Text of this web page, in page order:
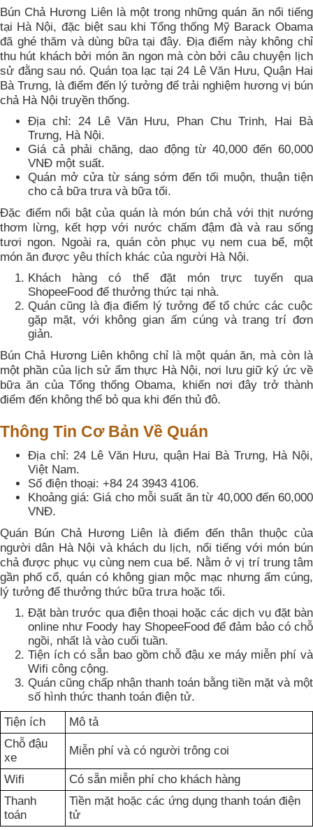
Bún Chả Hương Liên là một trong những quán ăn nổi tiếng
tại Hà Nội, đặc biệt sau khi Tổng thống Mỹ Barack Obama
đã ghé thăm và dùng bữa tại đây. Địa điểm này không chỉ
thu hút khách bởi món ăn ngon mà còn bởi câu chuyện lịch
sử đằng sau nó. Quán tọa lạc tại 24 Lê Văn Hưu, Quận Hai
Bà Trưng, là điểm đến lý tưởng để trải nghiệm hương vị bún
chả Hà Nội truyền thống.
Địa chỉ: 24 Lê Văn Hưu, Phan Chu Trinh, Hai Bà
Trưng, Hà Nội.
Giá cả phải chăng, dao động từ 40,000 đến 60,000
VNĐ một suất.
Quán mở cửa từ sáng sớm đến tối muộn, thuận tiện
cho cả bữa trưa và bữa tối.
Đặc điểm nổi bật của quán là món bún chả với thịt nướng
thơm lừng, kết hợp với nước chấm đậm đà và rau sống
tươi ngon. Ngoài ra, quán còn phục vụ nem cua bể, một
món ăn được yêu thích khác của người Hà Nội.
Khách hàng có thể đặt món trực tuyến qua
ShopeeFood để thưởng thức tại nhà.
Quán cũng là địa điểm lý tưởng để tổ chức các cuộc
gặp mặt, với không gian ấm cúng và trang trí đơn
giản.
Bún Chả Hương Liên không chỉ là một quán ăn, mà còn là
một phần của lịch sử ẩm thực Hà Nội, nơi lưu giữ ký ức về
bữa ăn của Tổng thống Obama, khiến nơi đây trở thành
điểm đến không thể bỏ qua khi đến thủ đô.
Thông Tin Cơ Bản Về Quán
Địa chỉ: 24 Lê Văn Hưu, quận Hai Bà Trưng, Hà Nội,
Việt Nam.
Số điện thoại: +84 24 3943 4106.
Khoảng giá: Giá cho mỗi suất ăn từ 40,000 đến 60,000
VNĐ.
Quán Bún Chả Hương Liên là điểm đến thân thuộc của
người dân Hà Nội và khách du lịch, nổi tiếng với món bún
chả được phục vụ cùng nem cua bể. Nằm ở vị trí trung tâm
gần phố cổ, quán có không gian mộc mạc nhưng ấm cúng,
lý tưởng để thưởng thức bữa trưa hoặc tối.
Đặt bàn trước qua điện thoại hoặc các dịch vụ đặt bàn
online như Foody hay ShopeeFood để đảm bảo có chỗ
ngồi, nhất là vào cuối tuần.
Tiện ích có sẵn bao gồm chỗ đậu xe máy miễn phí và
Wifi công cộng.
Quán cũng chấp nhận thanh toán bằng tiền mặt và một
số hình thức thanh toán điện tử.
Tiện ích
Mô tả
Chỗ đậu
xe
Miễn phí và có người trông coi
Wifi
Có sẵn miễn phí cho khách hàng
Thanh
toán
Tiền mặt hoặc các ứng dụng thanh toán điện
tử